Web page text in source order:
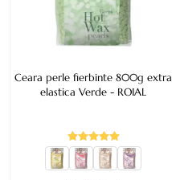
Ceara perle fierbinte 800g extra
elastica Verde - ROIAL